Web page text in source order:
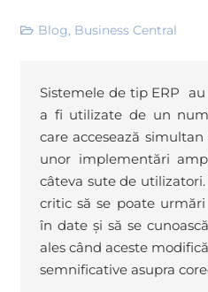
Blog, Business Central
Sistemele de tip ERP
a fi utilizate de un
care accesează
unor implementări
câteva sute de
critic să se poate
în date și să se
ales când aceste
semnificative asupra